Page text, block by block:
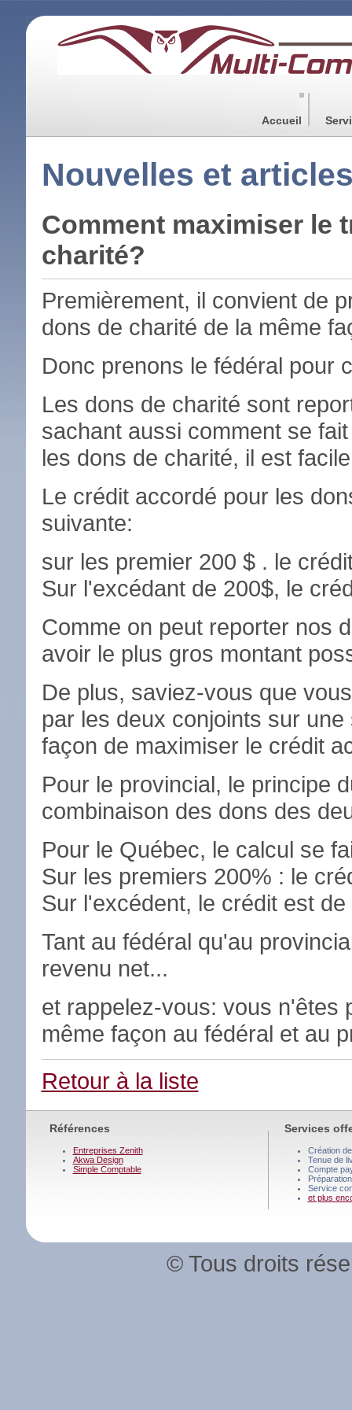
Accueil
Nouvelles et
Comment maximiser le
charité?
Premièrement, il convient de
dons de charité de la même
Donc prenons le fédéral pour
Les dons de charité sont
sachant aussi comment se
les dons de charité, il est
Le crédit accordé pour les
suivante:
sur les premier 200 $ . le
Sur l'excédant de 200$, le
Comme on peut reporter nos
avoir le plus gros montant
De plus, saviez-vous que
par les deux conjoints sur
façon de maximiser le crédit
Pour le provincial, le principe
combinaison des dons des
Pour le Québec, le calcul se
Sur les premiers 200% : le
Sur l'excédent, le crédit est de
Tant au fédéral qu'au
revenu net...
et rappelez-vous: vous n'êtes
même façon au fédéral et au
Retour à la liste
Références
Entreprises Zenith
Akwa Design
Simple Comptable
Services
Création
Tenue de
Compte
Service
et plus
© Tous droits